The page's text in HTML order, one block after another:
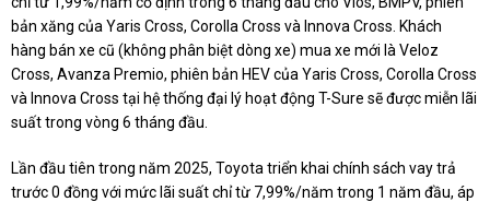
bản xăng của Yaris Cross, Corolla Cross và Innova Cross. Khách
hàng bán xe cũ (không phân biệt dòng xe) mua xe mới là Veloz
Cross, Avanza Premio, phiên bản HEV của Yaris Cross, Corolla Cross
và Innova Cross tại hệ thống đại lý hoạt động T-Sure sẽ được miễn lãi
suất trong vòng 6 tháng đầu.
Lần đầu tiên trong năm 2025, Toyota triển khai chính sách vay trả
trước 0 đồng với mức lãi suất chỉ từ 7,99%/năm trong 1 năm đầu, áp